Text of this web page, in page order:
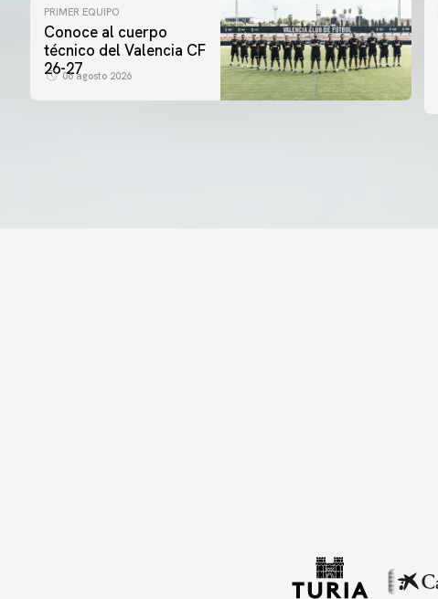
PRIMER EQUIPO
Conoce al cuerpo
técnico del Valencia CF
26-27
06 agosto 2026